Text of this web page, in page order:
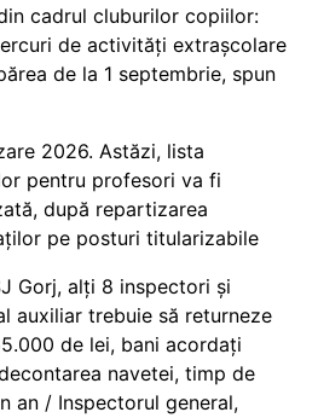
cadrul cluburilor copiilor:
de activități extrașcolare
de la 1 septembrie, spun
2026. Astăzi, lista
pentru profesori va fi
după repartizarea
pe posturi titularizabile
Gorj, alți 8 inspectori și
auxiliar trebuie să returneze
de lei, bani acordați
navetei, timp de
an / Inspectorul general,